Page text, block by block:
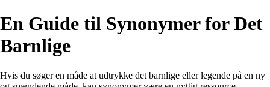
En Guide til Synonymer for Det
Barnlige
Hvis du søger en måde at udtrykke det barnlige eller legende på en ny